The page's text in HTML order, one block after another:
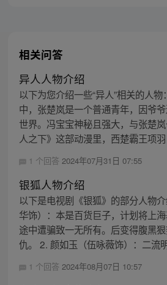
相关问答
异人人物介绍
以下为您介绍一些“异人”相关的人物
中，张楚岚是一个普通青年，因爷
世界。冯宝宝神秘且强大，与张楚
人之下》这部动漫里，西楚霸王项
1 个回答 2024年07月31日 07:55
银狐人物介绍
以下是电视剧《银狐》的部分人物
华饰）：本是百货巨子，计划将上
途中遭骗致一无所有。后变得腹黑
仇。 2. 颜如玉（伍咏薇饰）：二流
1 个回答 2024年08月07日 10:57